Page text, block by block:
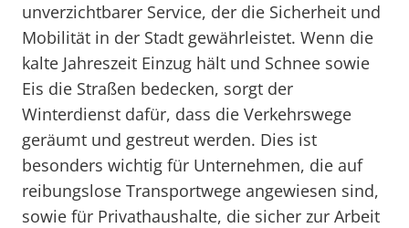
unverzichtbarer Service, der die Sicherheit und
Mobilität in der Stadt gewährleistet. Wenn die
kalte Jahreszeit Einzug hält und Schnee sowie
Eis die Straßen bedecken, sorgt der
Winterdienst dafür, dass die Verkehrswege
geräumt und gestreut werden. Dies ist
besonders wichtig für Unternehmen, die auf
reibungslose Transportwege angewiesen sind,
sowie für Privathaushalte, die sicher zur Arbeit